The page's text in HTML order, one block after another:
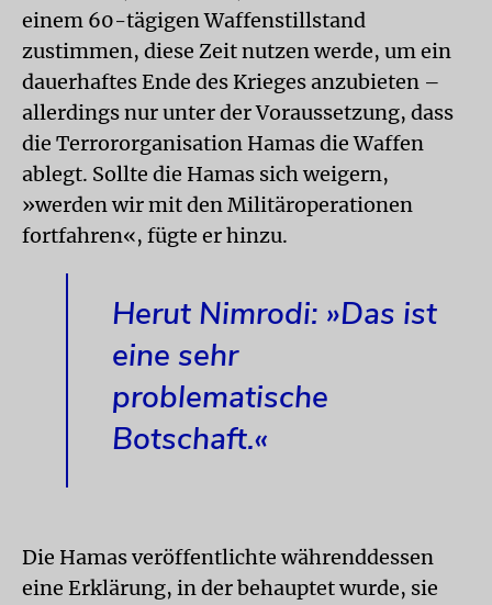
einem 60-tägigen Waffenstillstand
zustimmen, diese Zeit nutzen werde, um ein
dauerhaftes Ende des Krieges anzubieten –
allerdings nur unter der Voraussetzung, dass
die Terrororganisation Hamas die Waffen
ablegt. Sollte die Hamas sich weigern,
»werden wir mit den Militäroperationen
fortfahren«, fügte er hinzu.
Herut Nimrodi: »Das ist
eine sehr
problematische
Botschaft.«
Die Hamas veröffentlichte währenddessen
eine Erklärung, in der behauptet wurde, sie